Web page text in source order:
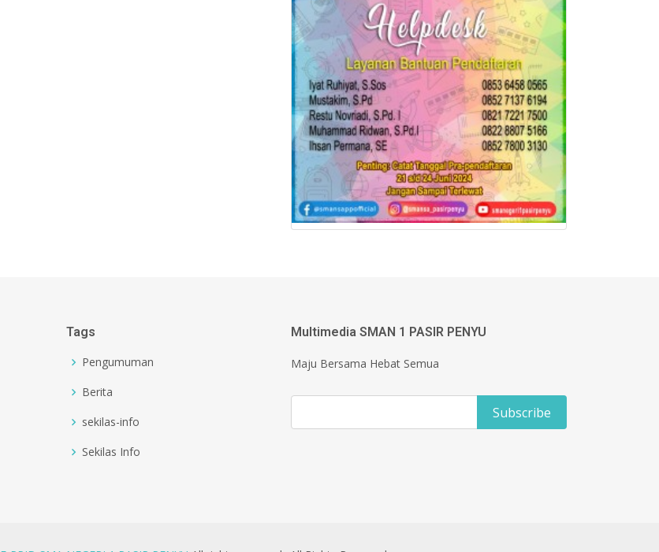
Tags
Pengumuman
Berita
sekilas-info
Sekilas Info
Multimedia SMAN 1 PASIR PENYU
Maju Bersama Hebat Semua